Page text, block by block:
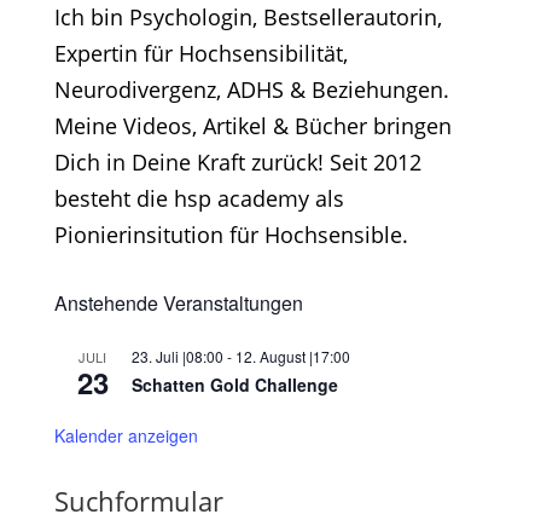
Ich bin Psychologin, Bestsellerautorin,
Expertin für Hochsensibilität,
Neurodivergenz, ADHS & Beziehungen.
Meine Videos, Artikel & Bücher bringen
Dich in Deine Kraft zurück! Seit 2012
besteht die hsp academy als
Pionierinsitution für Hochsensible.
Anstehende Veranstaltungen
JULI
23
23. Juli |08:00 - 12. August |17:00
Schatten Gold Challenge
Kalender anzeigen
Suchformular